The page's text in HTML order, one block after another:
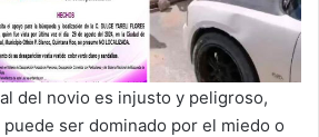
del novio es injusto y peligroso,
ser dominado por el miedo o